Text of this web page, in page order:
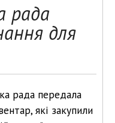
рада
для
рада передала
які закупили